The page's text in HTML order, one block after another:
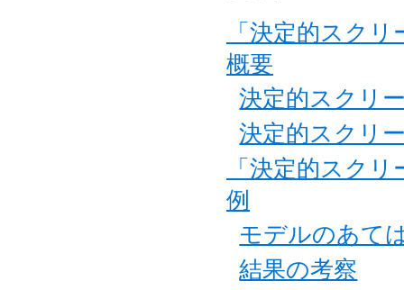
「決定的スク
概要
決定的スクリ
決定的スクリ
「決定的スク
例
モデルのあて
結果の考察